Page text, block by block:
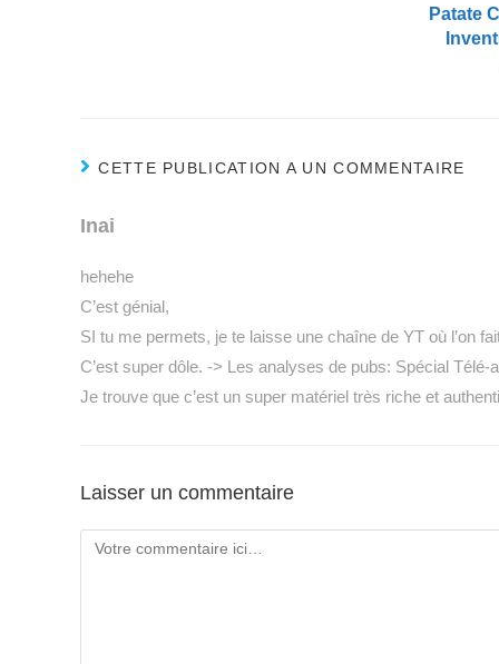
Patate
CETTE PUBLICATION A UN COMMENTAIRE
Inai
hehehe
C’est génial,
SI tu me permets, je te laisse une chaîne de YT où l’on
C’est super dôle. -> Les analyses de pubs: Spécial
Je trouve que c’est un super matériel très riche et
Laisser un commentaire
Comment